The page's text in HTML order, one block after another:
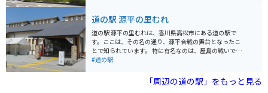
みろくを拠点に、香川県の観光を楽しむのはいかがでし
ょうか。
す。ジューシーなオリーブ豚と、甘辛いタレがご飯によ
く合います。また、瀬戸内海でとれた新鮮な魚介類を使
った海鮮丼もおすすめです。 バイクで訪れる場合、道の
駅 ながおは広い駐車場が完備されているので安心です。
瀬戸内海沿いの道をツーリングする際には、ぜひ立ち寄
の拠点としても便利です。
道の駅 源平の里むれ
道の駅 源平の里むれは、香川県高松市にある道の駅で
す。ここは、その名の通り、源平合戦の舞台となったこ
とで知られています。 特に有名なのは、屋島の戦いで、
扇の的を射落とした那須与一の伝説が残る場所です。道
構えたとされる場所を再現したモニュメントなどがあり
#道の駅
「周辺の道の駅」をもっと見る